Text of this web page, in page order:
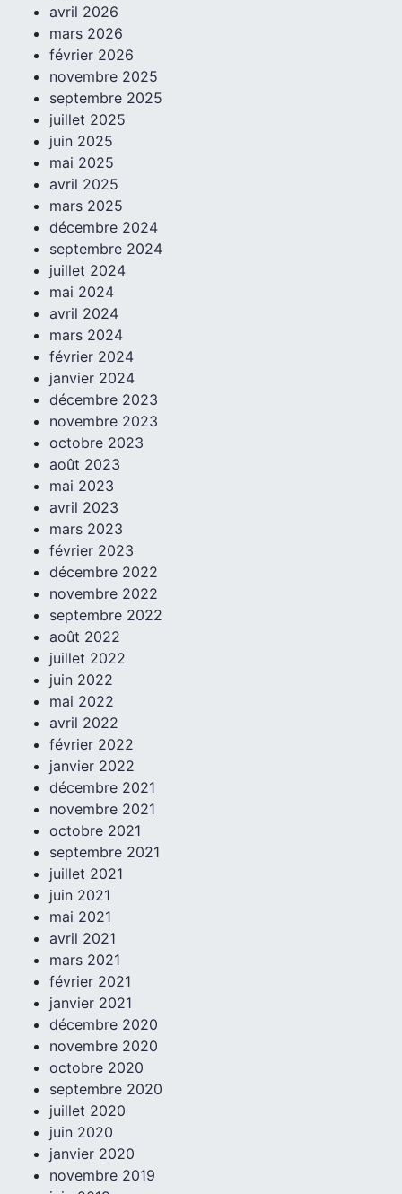
avril 2026
mars 2026
février 2026
novembre 2025
septembre 2025
juillet 2025
juin 2025
mai 2025
avril 2025
mars 2025
décembre 2024
septembre 2024
juillet 2024
mai 2024
avril 2024
mars 2024
février 2024
janvier 2024
décembre 2023
novembre 2023
octobre 2023
août 2023
mai 2023
avril 2023
mars 2023
février 2023
décembre 2022
novembre 2022
septembre 2022
août 2022
juillet 2022
juin 2022
mai 2022
avril 2022
février 2022
janvier 2022
décembre 2021
novembre 2021
octobre 2021
septembre 2021
juillet 2021
juin 2021
mai 2021
avril 2021
mars 2021
février 2021
janvier 2021
décembre 2020
novembre 2020
octobre 2020
septembre 2020
juillet 2020
juin 2020
janvier 2020
novembre 2019